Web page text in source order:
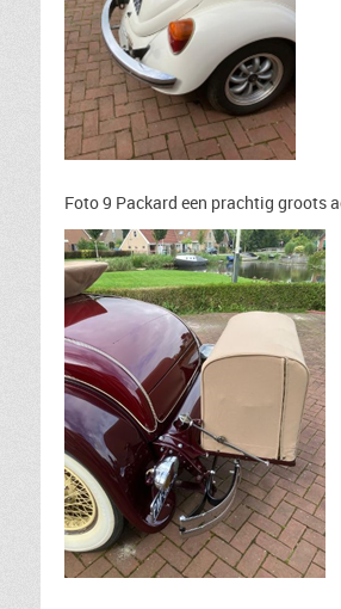
Foto 9 Packard een prachtig groots